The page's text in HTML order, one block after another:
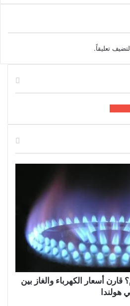
لتضيف تعليقاً.
قارن أسعار الكهرباء والغاز بين
هولندا